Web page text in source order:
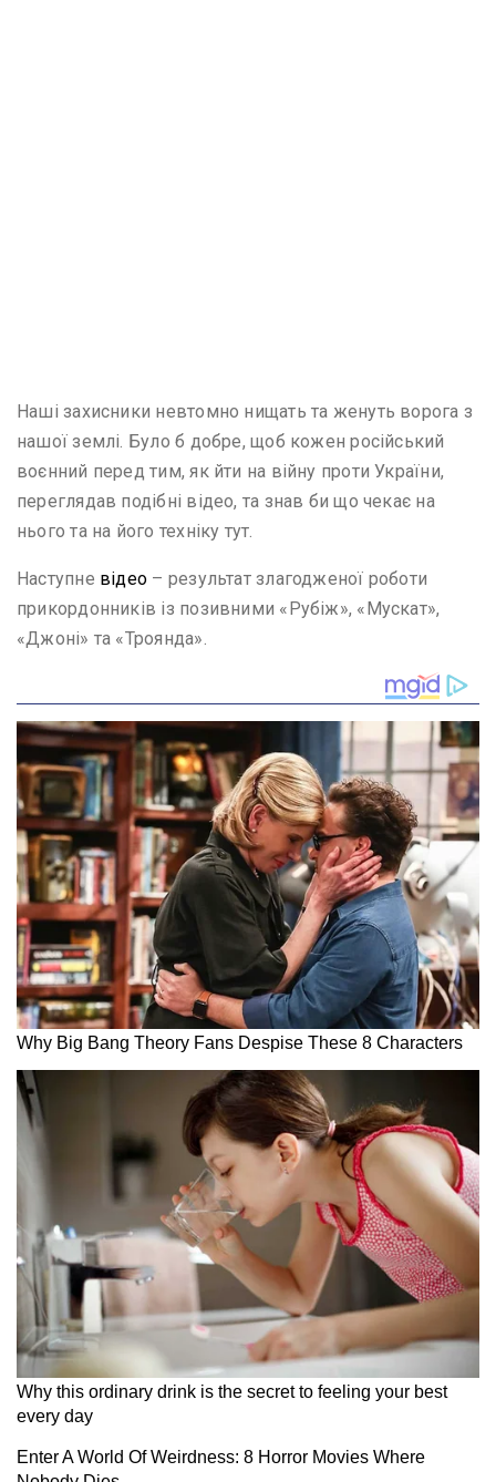
Наші захисники невтомно нищать та женуть ворога з
нашої землі. Було б добре, щоб кожен російський
воєнний перед тим, як йти на війну проти України,
переглядав подібні відео, та знав би що чекає на
нього та на його техніку тут.
Наступне відео – результат злагодженої роботи
прикордонників із позивними «Рубіж», «Мускат»,
«Джоні» та «Троянда».